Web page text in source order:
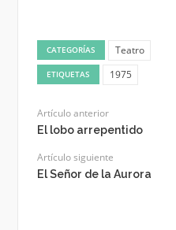
CATEGORÍAS Teatro
ETIQUETAS 1975
Artículo anterior
El lobo arrepentido
Artículo siguiente
El Señor de la Aurora